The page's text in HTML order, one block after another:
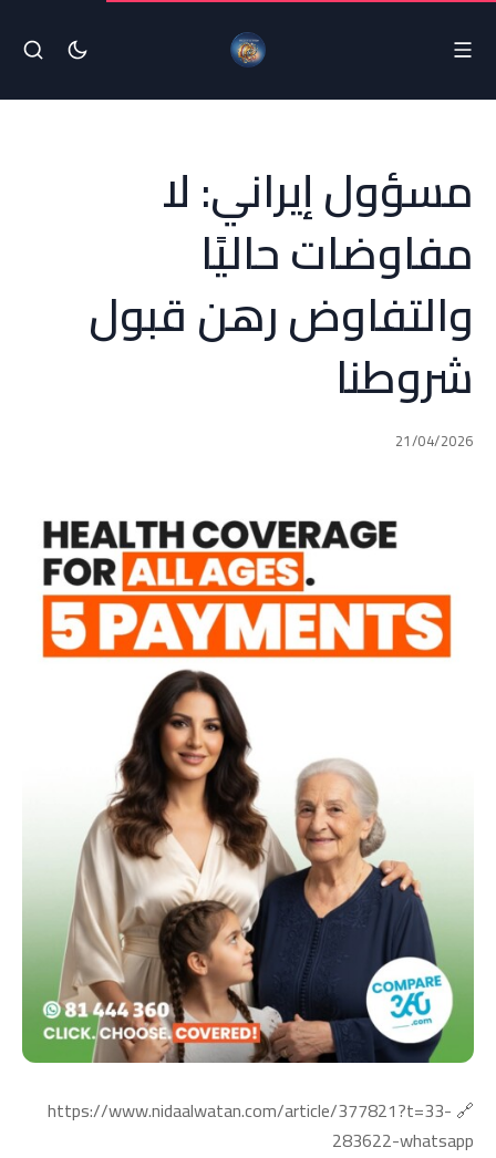
مسؤول إيراني: لا
مفاوضات حاليًا
والتفاوض رهن قبول
شروطنا
21/04/2026
🔗 https://www.nidaalwatan.com/article/377821?t=33-
283622-whatsapp